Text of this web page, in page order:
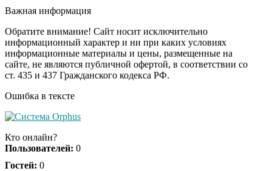
i
Ржу не переставая, это
видео пересмотришь
не раз
Скрытая камера на
их не видят...
Важная информация
Обратите внимание! Сайт носит исключительно
информационный характер и ни при каких условиях
информационные материалы и цены, размещенные на
сайте, не являются публичной офертой, в соответствии со
ст. 435 и 437 Гражданского кодекса РФ.
Ошибка в тексте
Кто онлайн?
Пользователей: 0
Гостей: 0